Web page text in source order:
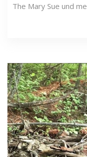
The Mary Sue und